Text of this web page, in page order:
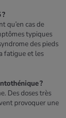
qu’en cas de
typiques
des pieds
fatigue et les
?
Des doses très
provoquer une